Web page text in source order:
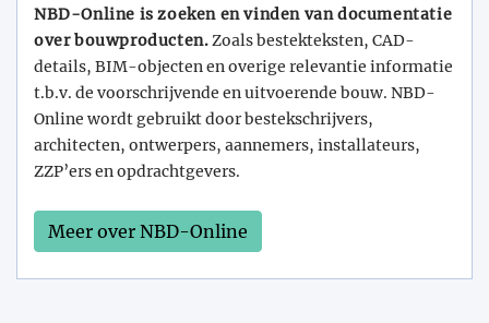
NBD-Online is zoeken en vinden van documentatie
over bouwproducten.Zoals bestekteksten, CAD-
details, BIM-objecten en overige relevantie informatie
t.b.v. de voorschrijvende en uitvoerende bouw. NBD-
Online wordt gebruikt door bestekschrijvers,
architecten, ontwerpers, aannemers, installateurs,
ZZP’ers en opdrachtgevers.
Meer over NBD-Online